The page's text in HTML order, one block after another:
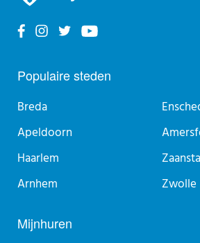
Populaire steden
Breda
Apeldoorn
Haarlem
Arnhem
Zwolle
Mijnhuren